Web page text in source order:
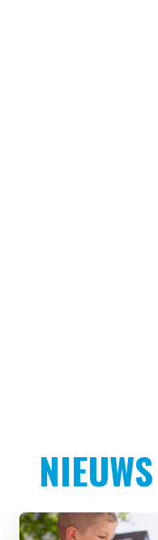
NIEUWS